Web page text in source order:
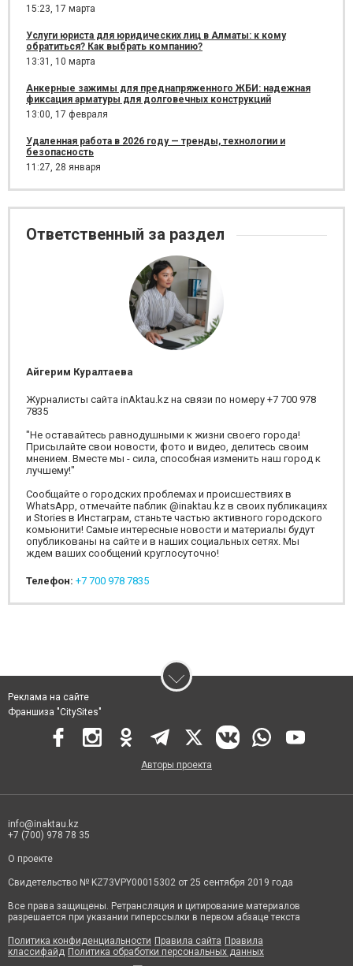
15:23, 17 марта
Услуги юриста для юридических лиц в Алматы: к кому
обратиться? Как выбрать компанию?
13:31, 10 марта
Анкерные зажимы для преднапряженного ЖБИ: надежная
фиксация арматуры для долговечных конструкций
13:00, 17 февраля
Удаленная работа в 2026 году — тренды, технологии и
безопасность
11:27, 28 января
Ответственный за раздел
Айгерим Куралтаева
Журналисты сайта inAktau.kz на связи по номеру +7 700 978
7835
"Не оставайтесь равнодушными к жизни своего города!
Присылайте свои новости, фото и видео, делитесь своим
мнением. Вместе мы - сила, способная изменить наш город к
лучшему!"
Сообщайте о городских проблемах и происшествиях в
WhatsApp, отмечайте паблик @inaktau.kz в своих публикациях
и Stories в Инстаграм, станьте частью активного городского
комьюнити! Самые интересные новости и материалы будут
опубликованы на сайте и в наших социальных сетях. Мы
ждем ваших сообщений круглосуточно!
Телефон: +7 700 978 7835
Реклама на сайте
Франшиза "CitySites"
Авторы проекта
info@inaktau.kz
+7 (700) 978 78 35
О проекте
Свидетельство № KZ73VPY00015302 от 25 сентября 2019 года
Все права защищены. Ретрансляция и цитирование материалов
разрешается при указании гиперссылки в первом абзаце текста
Политика конфиденциальности Правила сайта Правила
классифайд Политика обработки персональных данных